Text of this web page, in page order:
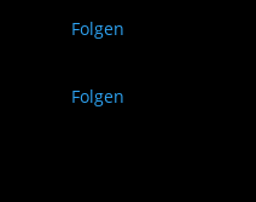
Folgen
Folgen